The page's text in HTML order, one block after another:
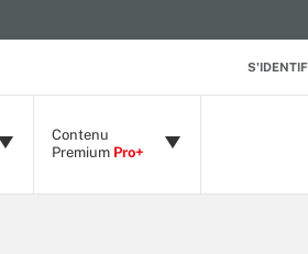
Contenu
Premium Pro+